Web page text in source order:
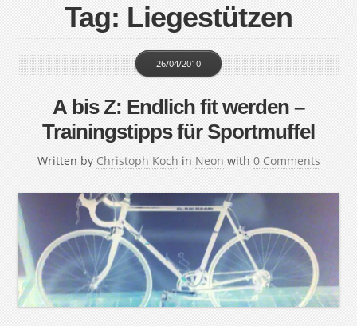
Tag: Liegestützen
A bis Z: Endlich fit werden –
Trainingstipps für Sportmuffel
Written by Christoph Koch
26/04/2010
in Neon with 0 Comments